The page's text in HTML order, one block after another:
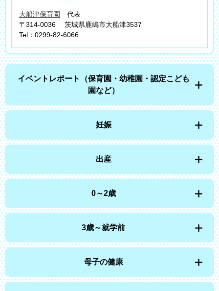
大船津保育園
代表
〒314-0036
茨城県鹿嶋市大船津3537
Tel：0299-82-6066
イベントレポート（保育園・幼稚園・認定こども
園など）
妊娠
出産
0～2歳
3歳～就学前
母子の健康